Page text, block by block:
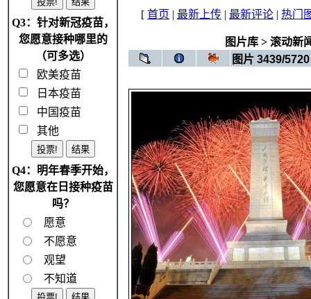
Q3：针对新冠疫苗，
您愿意接种哪里的
（可多选）
欧美疫苗
日本疫苗
中国疫苗
其他
Q4：明年春季开始，
您愿意在日接种疫苗
吗？
愿意
不愿意
观望
不知道
[ 首页 | 最新上传 | 最新评论 | 热门
图片库> 滚动新
图片 3439/5720